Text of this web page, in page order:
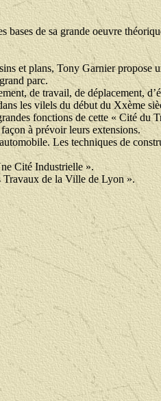
de sa grande oeuvre
et plans, Tony Garnier propose
parc.
de travail, de déplacement,
les vilels du début du Xxème
fonctions de cette « Cité du
à prévoir leurs extensions.
Les techniques de
Cité Industrielle ».
Travaux de la Ville de Lyon ».